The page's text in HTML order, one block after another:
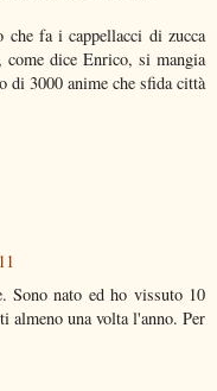
fa i cappellacci di zucca
dice Enrico, si mangia
di 3000 anime che sfida città
Sono nato ed ho vissuto 10
almeno una volta l'anno. Per